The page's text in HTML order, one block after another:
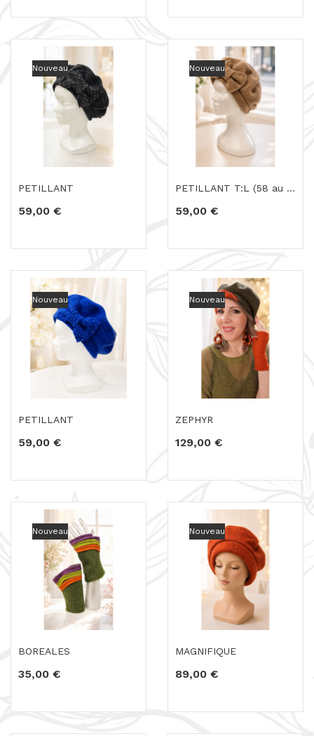
Nouveau
PETILLANT
59,00 €
Nouveau
PETILLANT T:L (58 au 61 cm )
59,00 €
Nouveau
PETILLANT
59,00 €
Nouveau
ZEPHYR
129,00 €
Nouveau
BOREALES
35,00 €
Nouveau
MAGNIFIQUE
89,00 €